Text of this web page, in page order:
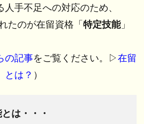
人手不足への対応のため、
たのが在留資格「特定技能」
の記事をご覧ください。▷在留
とは？ ）
は・・・